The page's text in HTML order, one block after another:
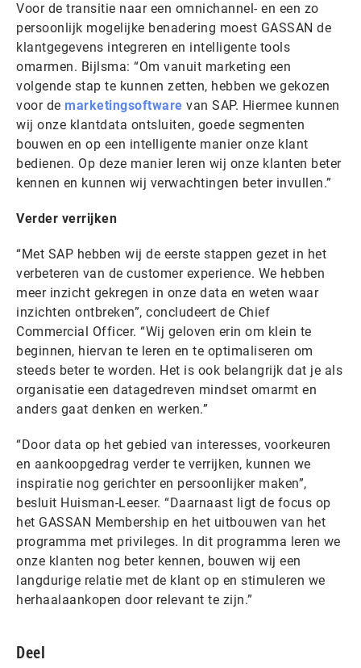
Voor de transitie naar een omnichannel- en een zo
persoonlijk mogelijke benadering moest GASSAN de
klantgegevens integreren en intelligente tools
omarmen. Bijlsma: “Om vanuit marketing een
volgende stap te kunnen zetten, hebben we gekozen
voor de marketingsoftware van SAP. Hiermee kunnen
wij onze klantdata ontsluiten, goede segmenten
bouwen en op een intelligente manier onze klant
bedienen. Op deze manier leren wij onze klanten beter
kennen en kunnen wij verwachtingen beter invullen.”
Verder verrijken
“Met SAP hebben wij de eerste stappen gezet in het
verbeteren van de customer experience. We hebben
meer inzicht gekregen in onze data en weten waar
inzichten ontbreken”, concludeert de Chief
Commercial Officer. “Wij geloven erin om klein te
beginnen, hiervan te leren en te optimaliseren om
steeds beter te worden. Het is ook belangrijk dat je als
organisatie een datagedreven mindset omarmt en
anders gaat denken en werken.”
“Door data op het gebied van interesses, voorkeuren
en aankoopgedrag verder te verrijken, kunnen we
inspiratie nog gerichter en persoonlijker maken”,
besluit Huisman-Leeser. “Daarnaast ligt de focus op
het GASSAN Membership en het uitbouwen van het
programma met privileges. In dit programma leren we
onze klanten nog beter kennen, bouwen wij een
langdurige relatie met de klant op en stimuleren we
herhaalaankopen door relevant te zijn.”
Deel